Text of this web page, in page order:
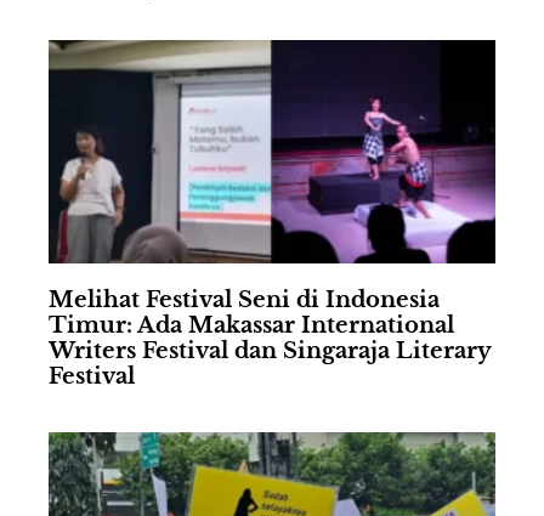
Melihat Festival Seni di Indonesia
Timur: Ada Makassar International
Writers Festival dan Singaraja Literary
Festival